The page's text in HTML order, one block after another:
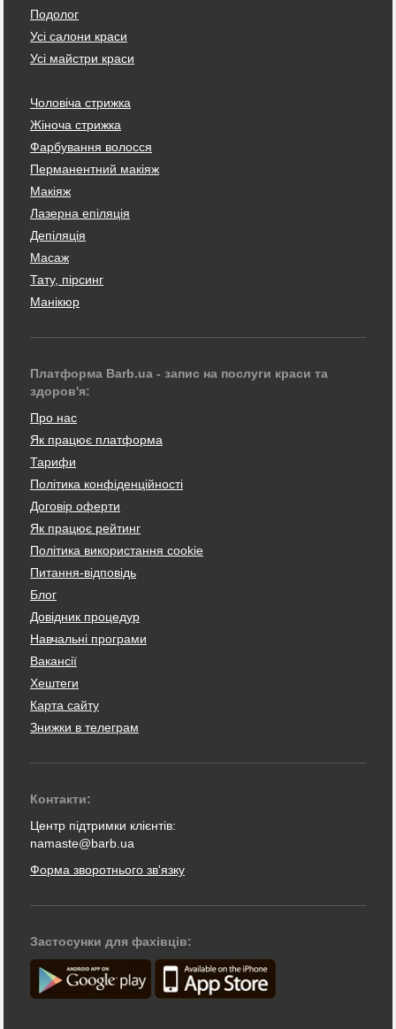
Подолог
Усі салони краси
Усі майстри краси
Чоловіча стрижка
Жіноча стрижка
Фарбування волосся
Перманентний макіяж
Макіяж
Лазерна епіляція
Депіляція
Масаж
Тату, пірсинг
Манікюр
Платформа Barb.ua - запис на послуги краси та
здоров'я:
Про нас
Як працює платформа
Тарифи
Політика конфіденційності
Договір оферти
Як працює рейтинг
Політика використання cookie
Питання-відповідь
Блог
Довідник процедур
Навчальні програми
Вакансії
Хештеги
Карта сайту
Знижки в телеграм
Контакти:
Центр підтримки клієнтів:
namaste@barb.ua
Форма зворотнього зв'язку
Застосунки для фахівців: